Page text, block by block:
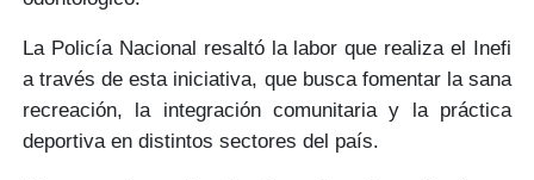
La Policía Nacional resaltó la labor que realiza el Inefi
a través de esta iniciativa, que busca fomentar lasana
recreación, la integración comunitaria y la práctica
deportivaen distintos sectores del país.